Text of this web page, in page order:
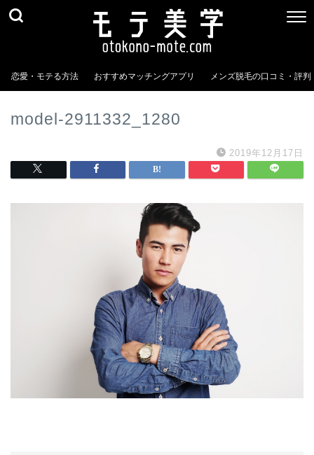
恋愛・モテる方法 おすすめマッチングアプリ メンズ脱毛の口コミ・評判
model-2911332_1280
2019年12月17日